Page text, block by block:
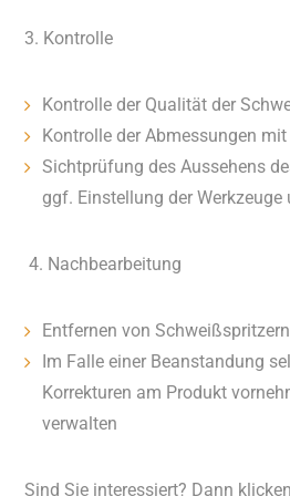
3. Kontrolle
Kontrolle der Qualität der
Kontrolle der Abmessungen
Sichtprüfung des Aussehens
ggf. Einstellung der Werkzeuge
4. Nachbearbeitung
Entfernen von
Im Falle einer Beanstandung
Korrekturen am Produkt
verwalten
Sind Sie interessiert? Dann